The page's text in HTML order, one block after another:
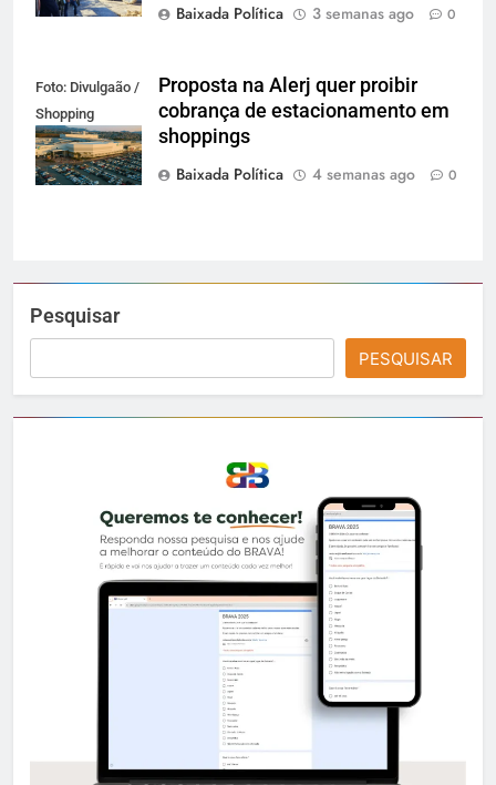
Baixada Política
3 semanas ago 0
Foto: Divulgaão /
Shopping
Grande Rio
Proposta na Alerj quer proibir
cobrança de estacionamento em
shoppings
Baixada Política
4 semanas ago 0
Pesquisar
PESQUISAR